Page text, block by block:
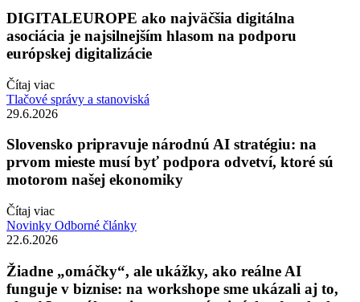
DIGITALEUROPE ako najväčšia digitálna
asociácia je najsilnejším hlasom na podporu
európskej digitalizácie
Čítaj viac
Tlačové správy a stanoviská
29.6.2026
Slovensko pripravuje národnú AI stratégiu: na
prvom mieste musí byť podpora odvetví, ktoré sú
motorom našej ekonomiky
Čítaj viac
Novinky Odborné články
22.6.2026
Žiadne „omáčky“, ale ukážky, ako reálne AI
funguje v biznise: na workshope sme ukázali aj to,